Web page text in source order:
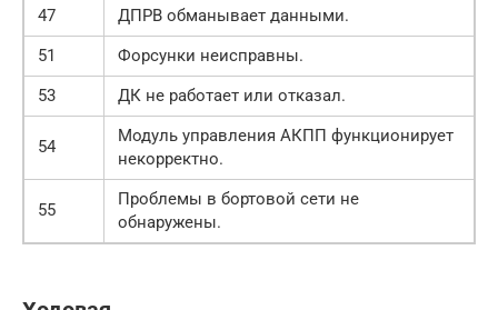
47
ДПРВ обманывает данными.
51
Форсунки неисправны.
53
ДК не работает или отказал.
54
Модуль управления АКПП функционирует
некорректно.
55
Проблемы в бортовой сети не
обнаружены.